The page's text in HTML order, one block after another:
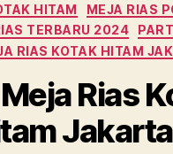
HITAM
MEJA RIAS
TERBARU 2024
RIAS KOTAK HITAM
Rias
Jakarta